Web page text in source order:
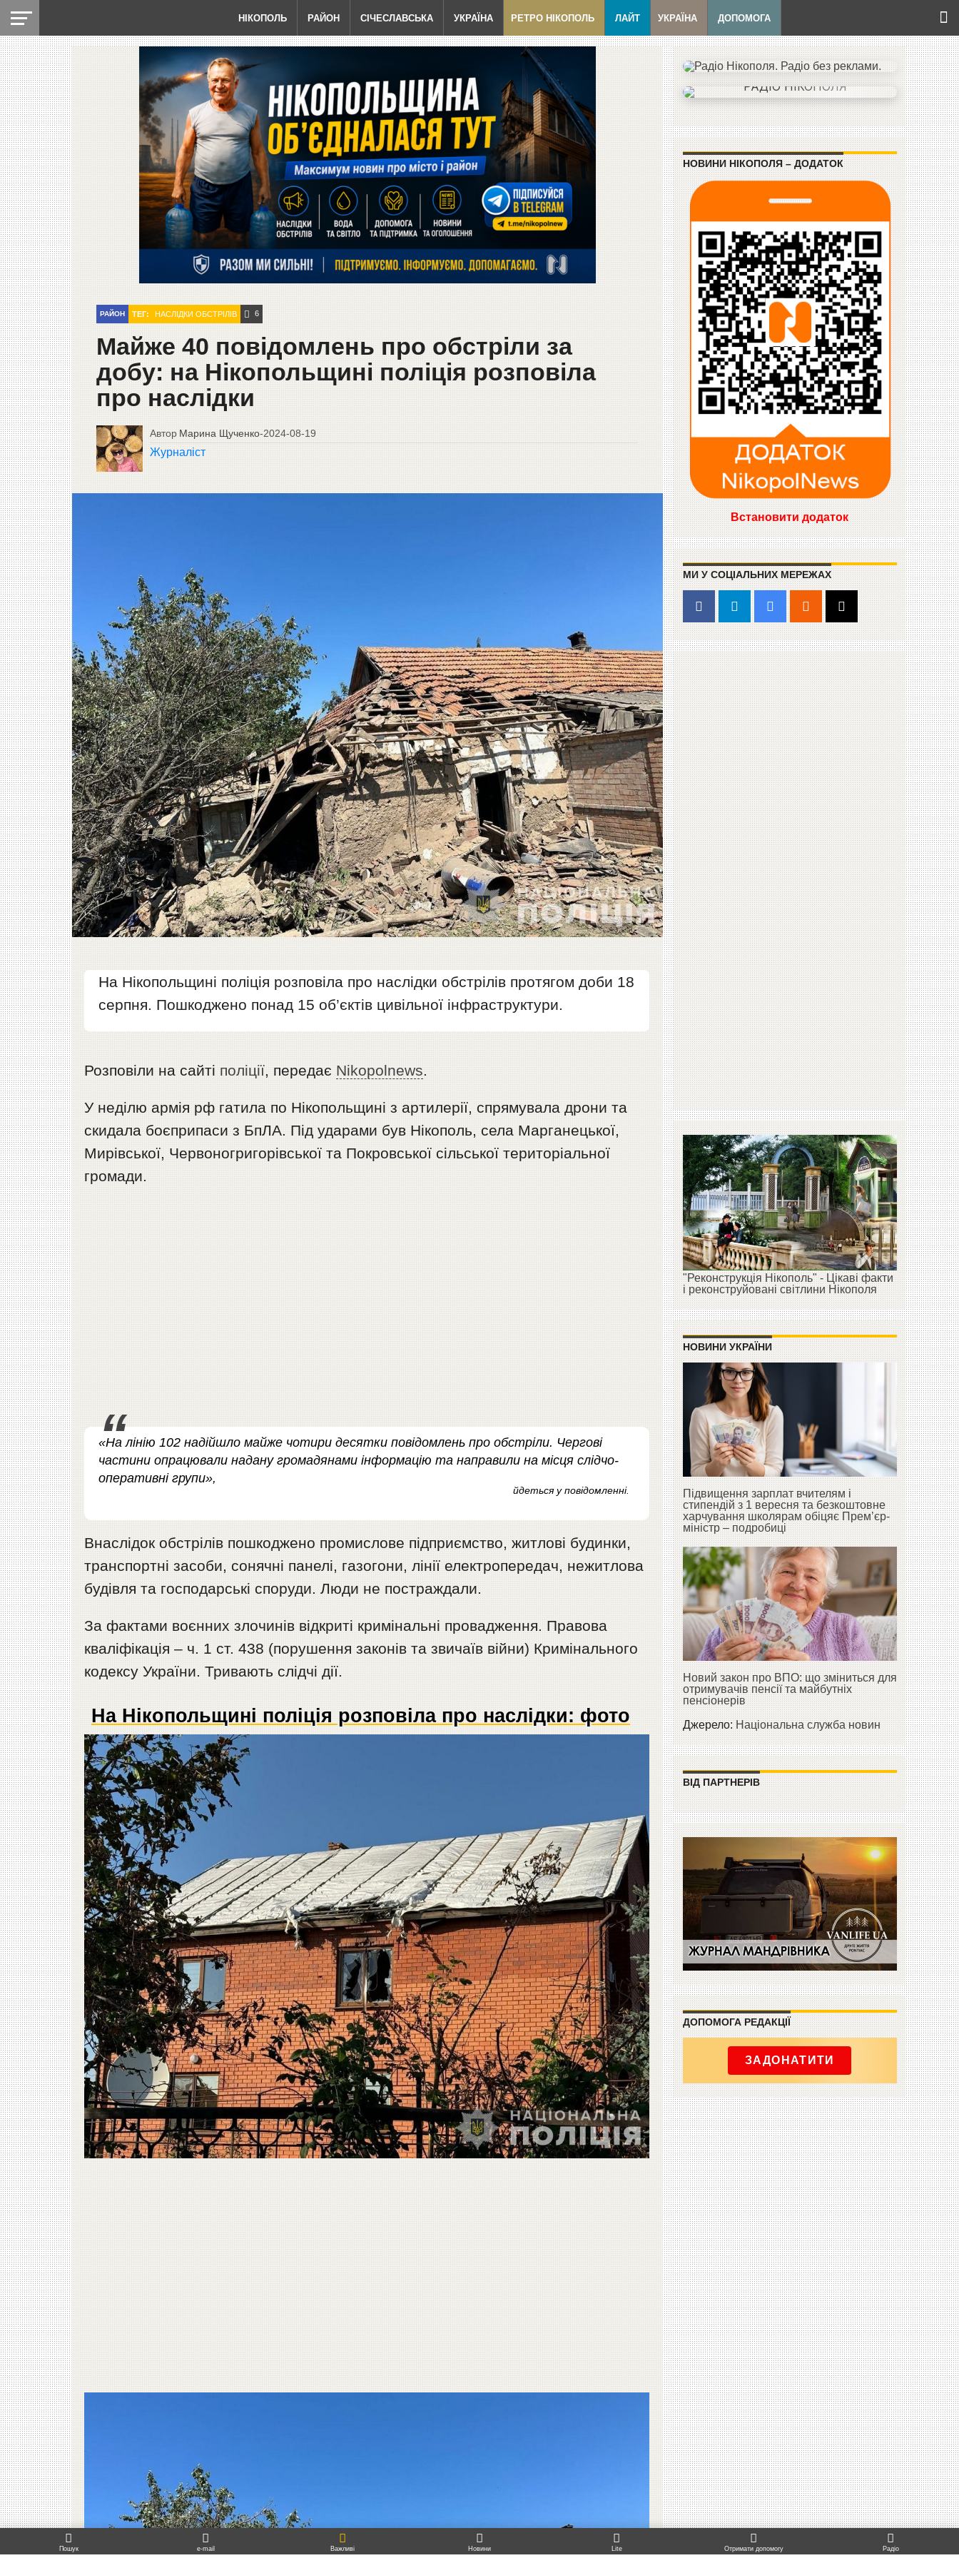
НІКОПОЛЬ РАЙОН СІЧЕСЛАВСЬКА УКРАЇНА РЕТРО НІКОПОЛЬ ЛАЙТ УКРАЇНА ДОПОМОГА
РАЙОН ТЕГ: НАСЛІДКИ ОБСТРІЛІВ 6
Майже 40 повідомлень про обстріли за
добу: на Нікопольщині поліція розповіла
про наслідки
Автор Марина Щученко-2024-08-19
Журналіст
На Нікопольщині поліція розповіла про наслідки обстрілів протягом доби 18
серпня. Пошкоджено понад 15 об’єктів цивільної інфраструктури.
Розповіли на сайті поліції, передає Nikopolnews.
У неділю армія рф гатила по Нікопольщині з артилерії, спрямувала дрони та
скидала боєприпаси з БпЛА. Під ударами був Нікополь, села Марганецької,
Мирівської, Червоногригорівської та Покровської сільської територіальної
громади.
«На лінію 102 надійшло майже чотири десятки повідомлень про обстріли. Чергові
частини опрацювали надану громадянами інформацію та направили на місця слідчо-
оперативні групи»,
йдеться у повідомленні.
Внаслідок обстрілів пошкоджено промислове підприємство, житлові будинки,
транспортні засоби, сонячні панелі, газогони, лінії електропередач, нежитлова
будівля та господарські споруди. Люди не постраждали.
За фактами воєнних злочинів відкриті кримінальні провадження. Правова
кваліфікація – ч. 1 ст. 438 (порушення законів та звичаїв війни) Кримінального
кодексу України. Тривають слідчі дії.
На Нікопольщині поліція розповіла про наслідки: фото
НОВИНИ НІКОПОЛЯ – ДОДАТОК
Встановити додаток
МИ У СОЦІАЛЬНИХ МЕРЕЖАХ
"Реконструкція Нікополь" - Цікаві факти
і реконструйовані світлини Нікополя
НОВИНИ УКРАЇНИ
Підвищення зарплат вчителям і
стипендій з 1 вересня та безкоштовне
харчування школярам обіцяє Прем’єр-
міністр – подробиці
Новий закон про ВПО: що зміниться для
отримувачів пенсії та майбутніх
пенсіонерів
Джерело:Національна служба новин
ВІД ПАРТНЕРІВ
ДОПОМОГА РЕДАКЦІЇ
ЗАДОНАТИТИ